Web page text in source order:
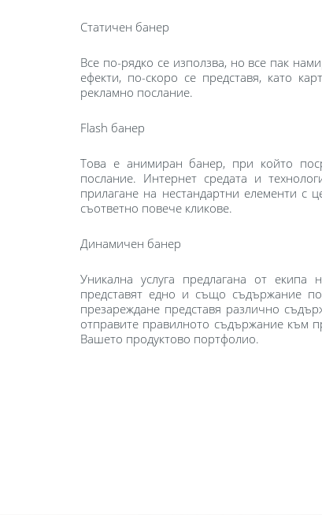
Статичен банер
Все по-рядко се използва, но все пак
ефекти, по-скоро се представя, като
рекламно послание.
Flash банер
Това е анимиран банер, при който
послание. Интернет средата и
прилагане на нестандартни елементи с
съответно повече кликове.
Динамичен банер
Уникална услуга предлагана от
представят едно и също съдържание
презареждане представя различно
отправите правилното съдържание към
Вашето продуктово портфолио.